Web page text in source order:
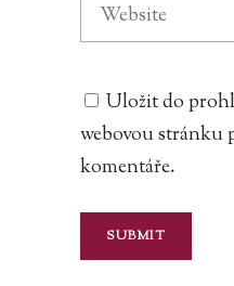
Uložit do
webovou stránku
komentáře.